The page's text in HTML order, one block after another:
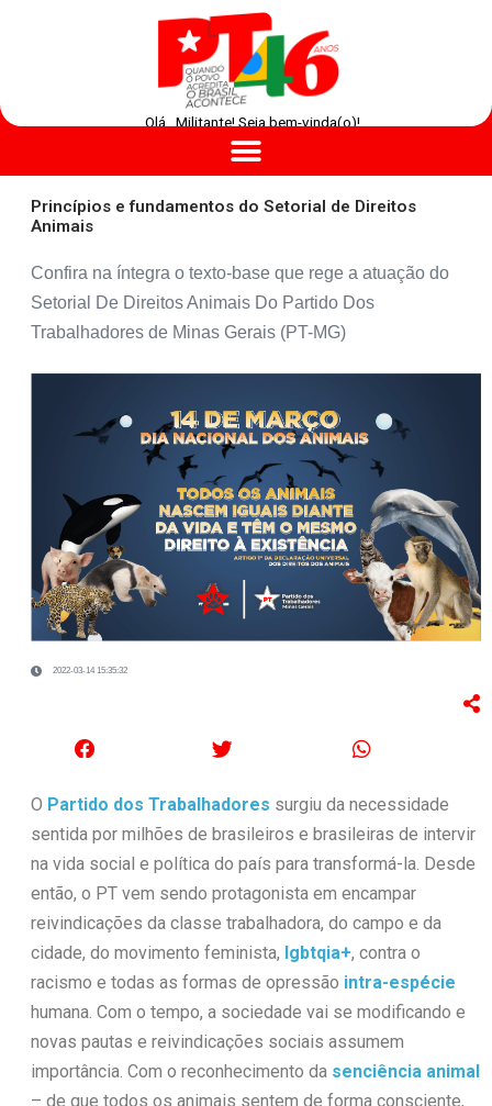
Olá , Militante! Seja bem-vinda(o)!
Princípios e fundamentos do Setorial de Direitos
Animais
Confira na íntegra o texto-base que rege a atuação do
Setorial De Direitos Animais Do Partido Dos
Trabalhadores de Minas Gerais (PT-MG)
2022-03-14 15:35:32
O Partido dos Trabalhadores surgiu da necessidade
sentida por milhões de brasileiros e brasileiras de intervir
na vida social e política do país para transformá-la. Desde
então, o PT vem sendo protagonista em encampar
reivindicações da classe trabalhadora, do campo e da
cidade, do movimento feminista, lgbtqia+, contra o
racismo e todas as formas de opressão intra-espécie
humana. Com o tempo, a sociedade vai se modificando e
novas pautas e reivindicações sociais assumem
importância. Com o reconhecimento da senciência animal
– de que todos os animais sentem de forma consciente,